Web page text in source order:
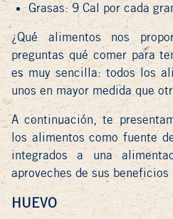
Grasas: 9 Cal por cada
¿Qué alimentos nos
preguntas qué comer para
es muy sencilla: todos los
unos en mayor medida que
A continuación, te
los alimentos como fuente
integrados a una
aproveches de sus
HUEVO